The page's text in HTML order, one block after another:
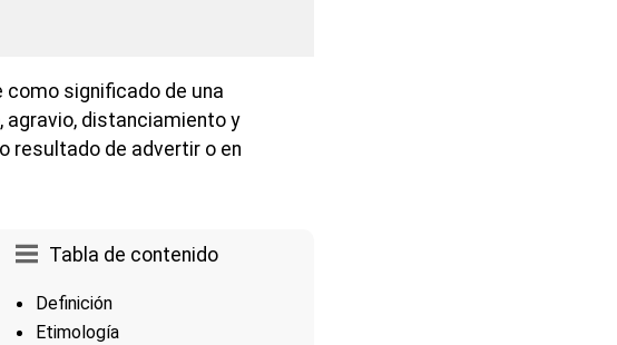
significado de una
agravio, distanciamiento y
resultado de advertir o en
Tabla de contenido
Definición
Etimología